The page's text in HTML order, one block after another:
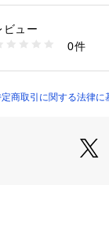
商品番号：
EM41135R （ショップ）
ビュー
0件
商取引に関する法律に